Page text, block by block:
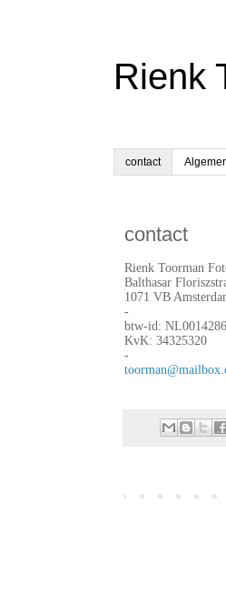
Rienk
contact
contact
Rienk Toorman
Balthasar
1071 VB
-
btw-id:
KvK: 34325320
-